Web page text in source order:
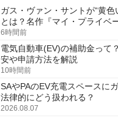
ガス・ヴァン・サントが“黄色
とは？名作『マイ・プライベ
初のデジタルリマスター版で復
6時間前
電気自動車(EV)の補助金って
安や申請方法を解説
10時間前
SAやPAのEV充電スペースに
法律的にどう扱われる？
2026.08.07